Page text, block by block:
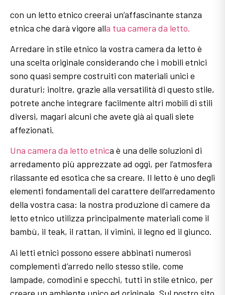
con un letto etnico creerai un’affascinante stanza
etnica che darà vigore alla tua camera da letto.
Arredare in stile etnico la vostra camera da letto è
una scelta originale considerando che i mobili etnici
sono quasi sempre costruiti con materiali unici e
duraturi; inoltre, grazie alla versatilità di questo stile,
potrete anche integrare facilmente altri mobili di stili
diversi, magari alcuni che avete già ai quali siete
affezionati.
Una camera da letto etnica è una delle soluzioni di
arredamento più apprezzate ad oggi, per l’atmosfera
rilassante ed esotica che sa creare. Il letto è uno degli
elementi fondamentali del carattere dell’arredamento
della vostra casa: la nostra produzione di camere da
letto etnico utilizza principalmente materiali come il
bambù, il teak, il rattan, il vimini, il legno ed il giunco.
Ai letti etnici possono essere abbinati numerosi
complementi d’arredo nello stesso stile, come
lampade, comodini e specchi, tutti in stile etnico, per